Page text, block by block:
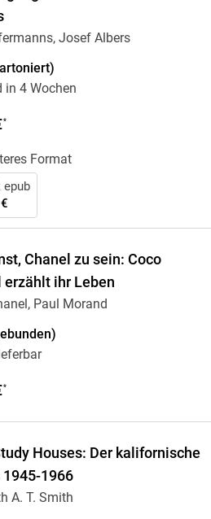
Josef Albers
in 4 Wochen
*
Format
epub
Chanel zu sein: Coco
erzählt ihr Leben
Paul Morand
*
Houses: Der kalifornische
1945-1966
A. T. Smith